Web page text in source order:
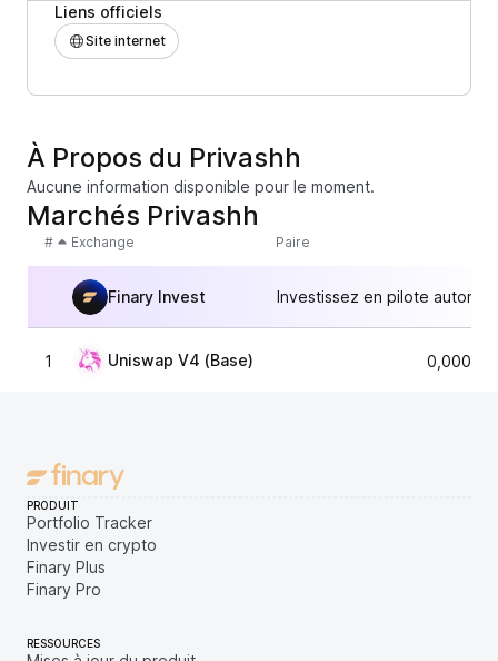
Liens officiels
Site internet
À Propos du Privashh
Aucune information disponible pour le moment.
Marchés Privashh
# Exchange Paire
Finary Invest Investissez en pilote
1 Uniswap V4 (Base)
PRODUIT
Portfolio Tracker
Investir en crypto
Finary Plus
Finary Pro
RESSOURCES